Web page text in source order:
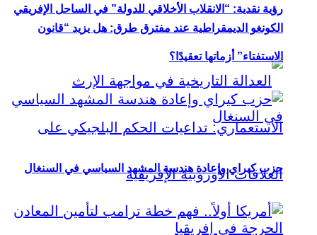
رؤية نقدية: “الانقلاب الأخلاقي للدولة” في الساحل الإفريقي
الكونغو الديمقراطية عند مفترق طرق: هل يزيد “قانون
الاستفتاء” أزماتها تعقيدًا؟
حزب كيراي وإعادة هندسة المشهد السياسي في السنغال